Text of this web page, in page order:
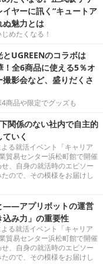
ヤーに訊く“キュートア
ぬ魅力とは
めたくなる！
とUGREENのコラボは
！全6商品に使える5％オ
影会など、盛りだくさ
商品や限定でグッズも
関係のない社内で自主的
いく
る就活イベント「キャリア
貿易センター浜松町館で開催
、自身の就活時のエピソー
ので、その模様をお届けし
――アプリボットの運営
み力」の重要性
る就活イベント「キャリア
貿易センター浜松町館で開催
、自身の就活時のエピソー
ので、その模様をお届けし